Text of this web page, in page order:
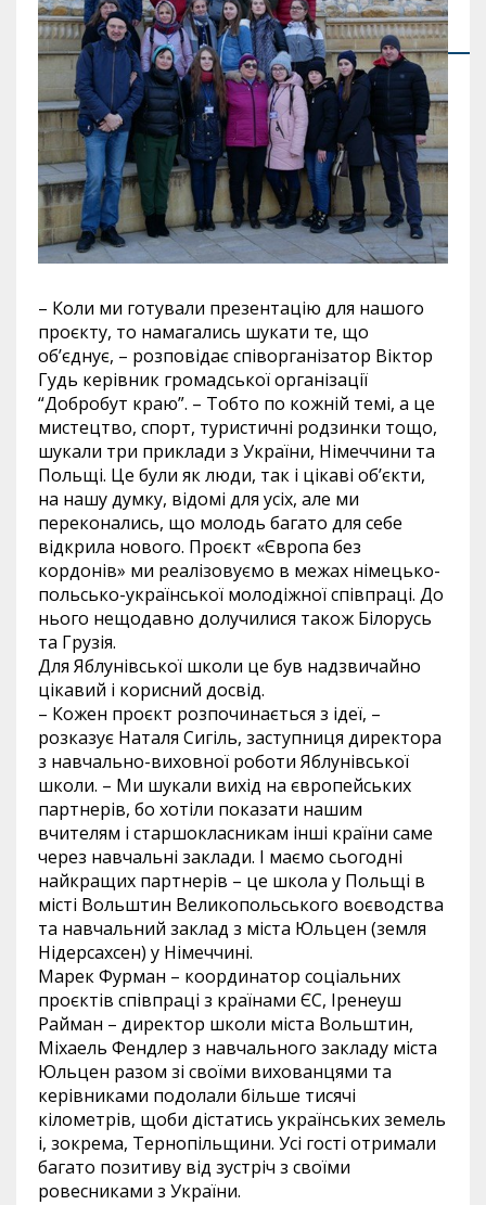
– Коли ми готували презентацію для нашого
проєкту, то намагались шукати те, що
об’єднує, – розповідає співорганізатор Віктор
Гудь керівник громадської організації
“Добробут краю”. – Тобто по кожній темі, а це
мистецтво, спорт, туристичні родзинки тощо,
шукали три приклади з України, Німеччини та
Польщі. Це були як люди, так і цікаві об’єкти,
на нашу думку, відомі для усіх, але ми
переконались, що молодь багато для себе
відкрила нового. Проєкт «Європа без
кордонів» ми реалізовуємо в межах німецько-
польсько-української молодіжної співпраці. До
нього нещодавно долучилися також Білорусь
та Грузія.
Для Яблунівської школи це був надзвичайно
цікавий і корисний досвід.
– Кожен проєкт розпочинається з ідеї, –
розказує Наталя Сигіль, заступниця директора
з навчально-виховної роботи Яблунівської
школи. – Ми шукали вихід на європейських
партнерів, бо хотіли показати нашим
вчителям і старшокласникам інші країни саме
через навчальні заклади. І маємо сьогодні
найкращих партнерів – це школа у Польщі в
місті Вольштин Великопольського воєводства
та навчальний заклад з міста Юльцен (земля
Нідерсахсен) у Німеччині.
Марек Фурман – координатор соціальних
проєктів співпраці з країнами ЄС, Іренеуш
Райман – директор школи міста Вольштин,
Міхаель Фендлер з навчального закладу міста
Юльцен разом зі своїми вихованцями та
керівниками подолали більше тисячі
кілометрів, щоби дістатись українських земель
і, зокрема, Тернопільщини. Усі гості отримали
багато позитиву від зустріч з своїми
ровесниками з України.